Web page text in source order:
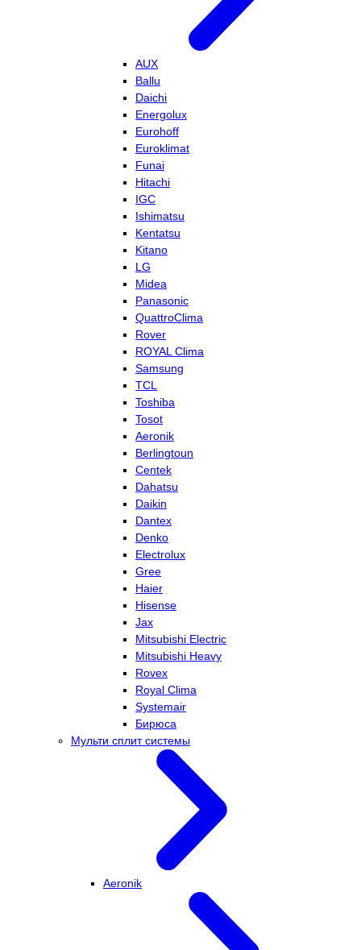
AUX
Ballu
Daichi
Energolux
Eurohoff
Euroklimat
Funai
Hitachi
IGC
Ishimatsu
Kentatsu
Kitano
LG
Midea
Panasonic
QuattroClima
Rover
ROYAL Clima
Samsung
TCL
Toshiba
Tosot
Aeronik
Berlingtoun
Centek
Dahatsu
Daikin
Dantex
Denko
Electrolux
Gree
Haier
Hisense
Jax
Mitsubishi Electric
Mitsubishi Heavy
Rovex
Royal Clima
Systemair
Бирюса
Мульти сплит системы
Aeronik